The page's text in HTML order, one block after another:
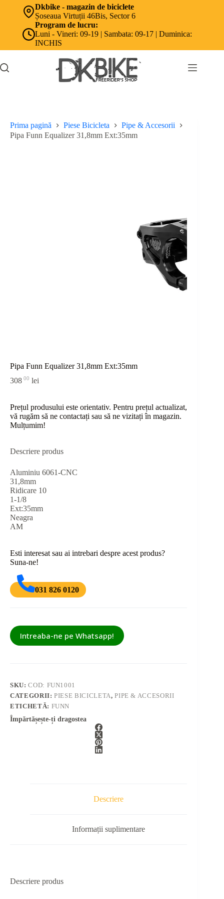
Dkbike - magazin de biciclete
Șoseaua Virtuții 46Bis, Sector 6
Program de lucru:
Luni - Vineri: 09-19 | Sambata: 09-17 | Duminica:
INCHIS
Prima pagină Piese Bicicleta
Pipe & Accesorii
Pipa Funn Equalizer 31,8mm Ext:35mm
Pipa Funn Equalizer 31,8mm Ext:35mm
308 00 lei
Prețul produsului este orientativ. Pentru prețul actualizat,
vă rugăm să ne contactați sau să ne vizitați în magazin.
Mulțumim!
Descriere produs
Aluminiu 6061-CNC
31,8mm
Ridicare 10
1-1/8
Ext:35mm
Neagra
AM
Esti interesat sau ai intrebari despre acest produs?
Suna-ne!
031 826 0120
Intreaba-ne pe Whatsapp!
SKU:COD: FUN1001
CATEGORII:PIESE BICICLETA,PIPE & ACCESORII
ETICHETĂ: FUNN
Împărtășește-ți dragostea
Descriere
Informații suplimentare
Descriere produs